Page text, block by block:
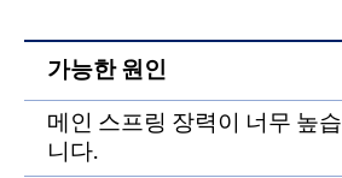
가능한 원인
메인 스프링 장력이 너무 높습
니다.